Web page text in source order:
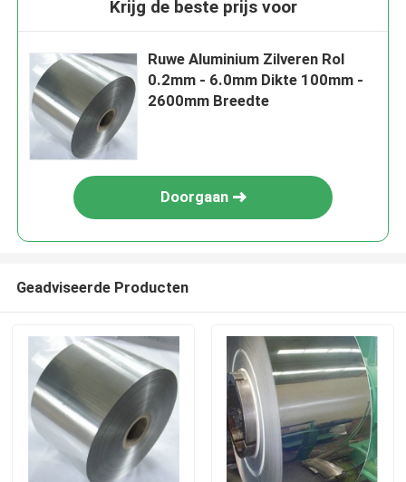
Krijg de beste prijs voor
Ruwe Aluminium Zilveren Rol
0.2mm - 6.0mm Dikte 100mm -
2600mm Breedte
Doorgaan
Geadviseerde Producten